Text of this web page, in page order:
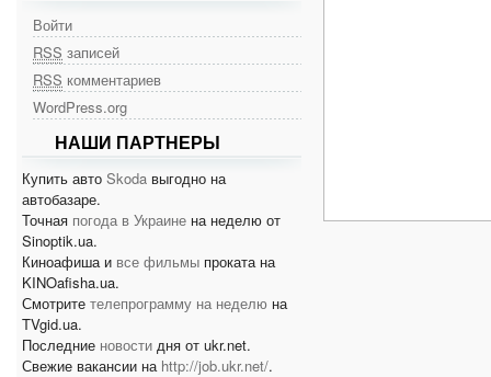
Войти
RSS записей
RSS комментариев
WordPress.org
НАШИ ПАРТНЕРЫ
Купить авто Skoda выгодно на
автобазаре.
Точная погода в Украине на неделю от
Sinoptik.ua.
Киноафиша и все фильмы проката на
KINOafisha.ua.
Смотрите телепрограмму на неделю на
TVgid.ua.
Последние новости дня от ukr.net.
Свежие вакансии на http://job.ukr.net/.